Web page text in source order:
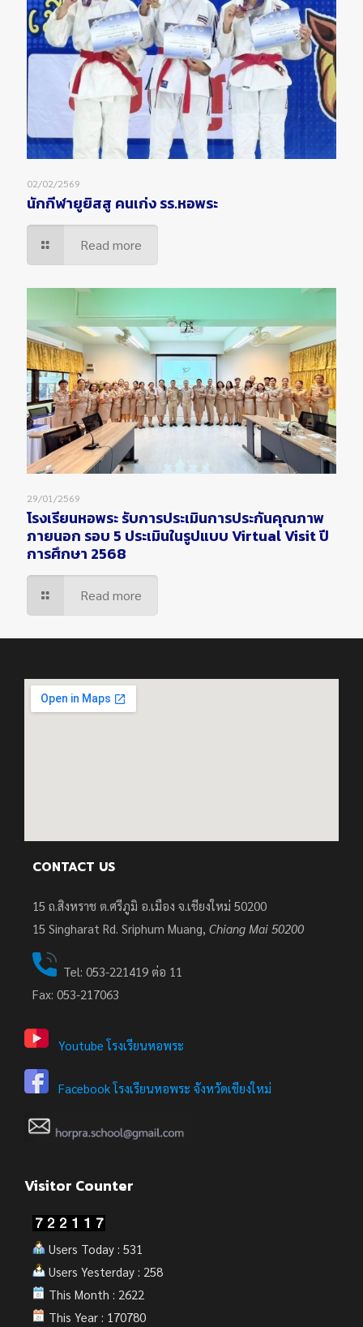
02/02/2569
นักกีฬายูยิสสู คนเก่ง รร.หอพระ
Read more
29/01/2569
โรงเรียนหอพระ รับการประเมินการประกันคุณภาพ
ภายนอก รอบ 5 ประเมินในรูปแบบ Virtual Visit ปี
การศึกษา 2568
Read more
CONTACT US
15 ถ.สิงหราช ต.ศรีภูมิ อ.เมือง จ.เชียงใหม่ 50200
15 Singharat Rd. Sriphum Muang, Chiang Mai 50200
Tel: 053-221419 ต่อ 11
Fax: 053-217063
Youtube โรงเรียนหอพระ
Facebook โรงเรียนหอพระ จังหวัดเชียงใหม่
Visitor Counter
Users Today : 531
Users Yesterday : 258
This Month : 2622
This Year : 170780